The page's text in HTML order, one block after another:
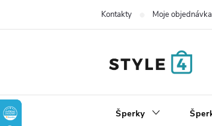
Kontakty Moje objednávka
Šperky